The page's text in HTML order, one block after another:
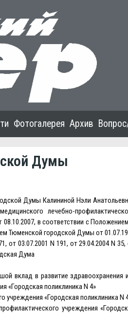
Фотогалерея Архив
Думы
Думы Калининой Нэли
лечебно-
в соответствии с
Тюменской городской Думы от
03.07.2001 N 191, от 29.04.2004 N 35,
Дума
вклад в развитие здравоохранения
«Городская поликлиника N 4»
учреждения «Городская поликлиника N
учреждения